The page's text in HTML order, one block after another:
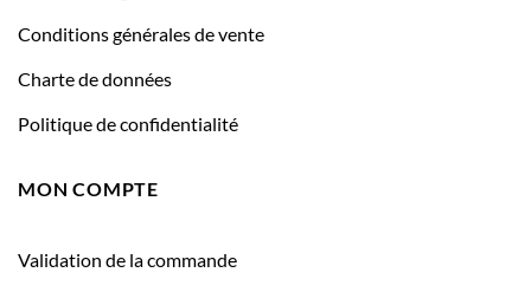
Conditions générales de vente
Charte de données
Politique de confidentialité
MON COMPTE
Validation de la commande